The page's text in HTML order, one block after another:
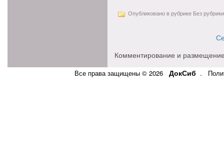
Опубликовано в рубрике Без рубрики
Комментирование и
Все права защищены © 2026 ДокСиб .